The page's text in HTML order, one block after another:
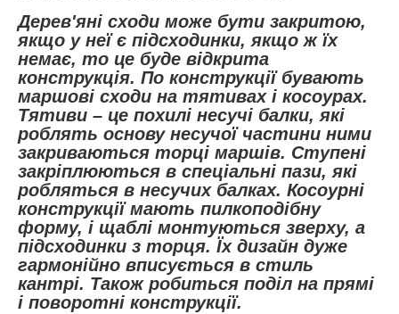
Дерев'яні сходи може бути закритою,
якщо у неї є підсходинки, якщо ж їх
немає, то це буде відкрита
конструкція. По конструкції бувають
маршові сходи на тятивах і косоурах.
Тятиви – це похилі несучі балки, які
роблять основу несучої частини ними
закриваються торці маршів. Ступені
закріплюються в спеціальні пази, які
робляться в несучих балках. Косоурні
конструкції мають пилкоподібну
форму, і щаблі монтуються зверху, а
підсходинки з торця. Їх дизайн дуже
гармонійно вписується в стиль
кантрі. Також робиться поділ на прямі
і поворотні конструкції.